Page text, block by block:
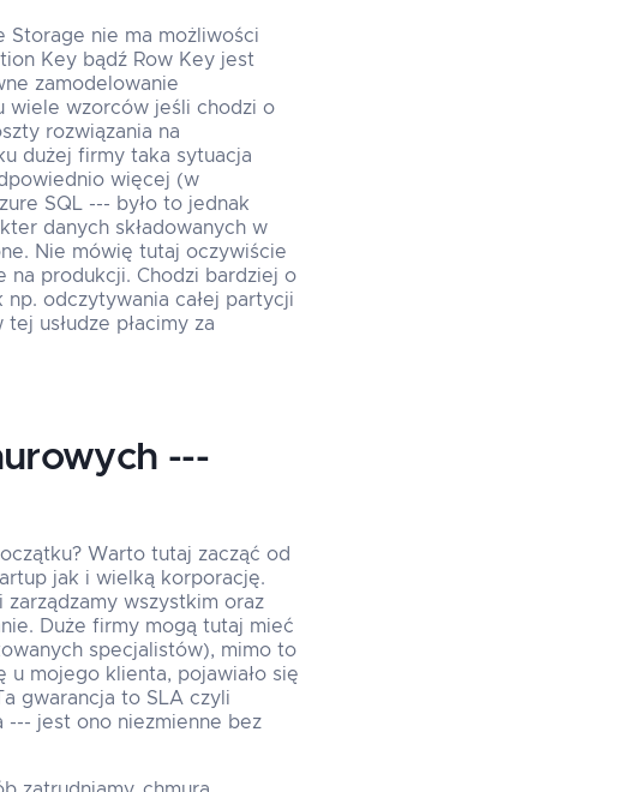
Storage nie ma możliwości
Key bądź Row Key jest
zamodelowanie
wiele wzorców jeśli chodzi o
rozwiązania na
dużej firmy taka sytuacja
więcej (w
SQL --- było to jednak
danych składowanych w
Nie mówię tutaj oczywiście
na produkcji. Chodzi bardziej o
np. odczytywania całej partycji
usłudze płacimy za
---
Warto tutaj zacząć od
jak i wielką korporację.
wszystkim oraz
Duże firmy mogą tutaj mieć
specjalistów), mimo to
u mojego klienta, pojawiało się
gwarancja to SLA czyli
jest ono niezmienne bez